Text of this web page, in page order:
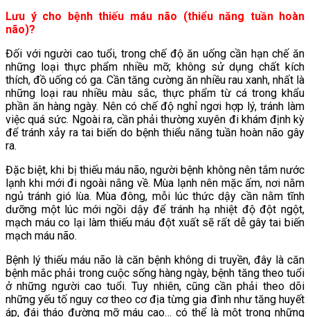
Lưu ý cho bệnh thiếu máu não (thiểu năng tuần hoàn
não)?
Đối với người cao tuổi, trong chế độ ăn uống cần hạn chế ăn
những loại thực phẩm nhiều mỡ; không sử dụng chất kích
thích, đồ uống có ga. Cần tăng cường ăn nhiều rau xanh, nhất là
những loại rau nhiều màu sắc, thực phẩm từ cá trong khẩu
phần ăn hàng ngày. Nên có chế độ nghỉ ngơi hợp lý, tránh làm
việc quá sức. Ngoài ra, cần phải thường xuyên đi khám định kỳ
để tránh xảy ra tai biến do bệnh thiểu năng tuần hoàn não gây
ra.
Đặc biệt, khi bị thiếu máu não, người bệnh không nên tắm nước
lạnh khi mới đi ngoài nắng về. Mùa lạnh nên mặc ấm, nơi nằm
ngủ tránh gió lùa. Mùa đông, mỗi lúc thức dậy cần nằm tĩnh
dưỡng một lúc mới ngồi dậy để tránh hạ nhiệt độ đột ngột,
mạch máu co lại làm thiếu máu đột xuất sẽ rất dễ gây tai biến
mạch máu não.
Bệnh lý thiếu máu não là căn bệnh không di truyền, đây là căn
bệnh mắc phải trong cuộc sống hàng ngày, bệnh tăng theo tuổi
ở những người cao tuổi. Tuy nhiên, cũng cần phải theo dõi
những yếu tố nguy cơ theo cơ địa từng gia đình như tăng huyết
áp, đái tháo đường mỡ máu cao… có thể là một trong những